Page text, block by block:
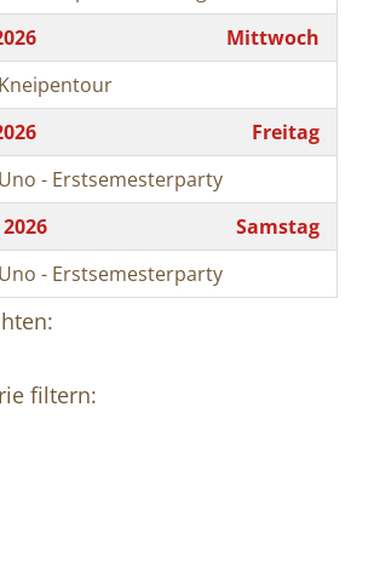
Mittwoch
Kneipentour
Freitag
Uno - Erstsemesterparty
Samstag
Uno - Erstsemesterparty
filtern: